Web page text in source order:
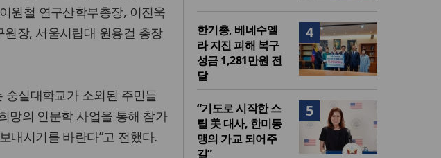
원철 연구산학부총장, 이진욱
장, 서울시립대 원용걸 총장
숭실대학교가 소외된 주민들
망의 인문학 사업을 통해 참가
내시기를 바란다”고 전했다.
4
한기총, 베네수엘
라 지진 피해 복구
성금 1,281만원 전
달
5
“기도로 시작한 스
틸 美 대사, 한미동
맹의 가교 되어주
길”